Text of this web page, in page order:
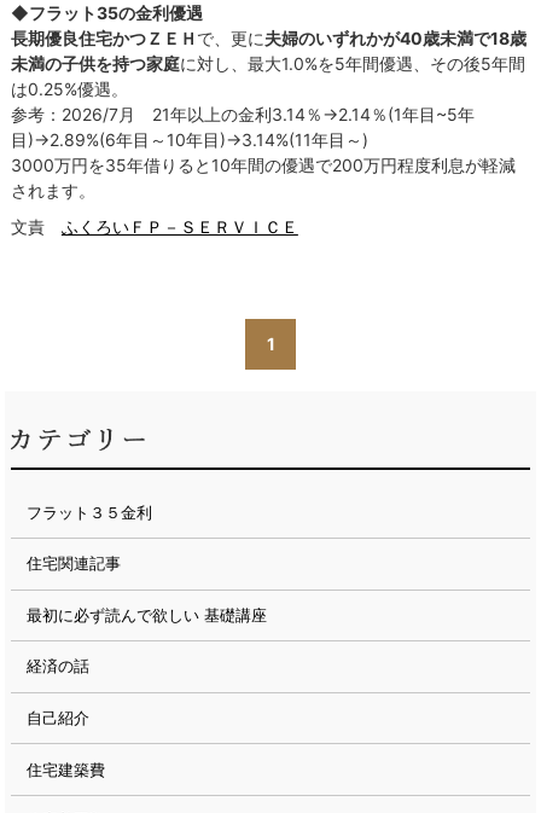
◆フラット35の金利優遇
長期優良住宅かつＺＥＨ で、更に夫婦のいずれかが40歳未満で18歳
未満の子供を持つ家庭に対し、最大1.0%を5年間優遇、その後5年間
は0.25%優遇。
参考：2026/7月 21年以上の金利3.14％→2.14％(1年目~5年
目)→2.89%(6年目～10年目)→3.14%(11年目～)
3000万円を35年借りると10年間の優遇で200万円程度利息が軽減
されます。
文責 ふくろいＦＰ－ＳＥＲＶＩＣＥ
1
フラット３５金利
住宅関連記事
最初に必ず読んで欲しい 基礎講座
経済の話
自己紹介
住宅建築費